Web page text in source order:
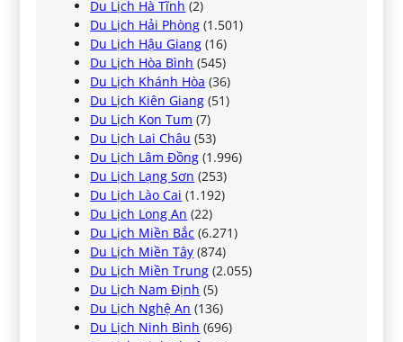
Du Lịch Hà Tĩnh (2)
Du Lịch Hải Phòng (1.501)
Du Lịch Hậu Giang (16)
Du Lịch Hòa Bình (545)
Du Lịch Khánh Hòa (36)
Du Lịch Kiên Giang (51)
Du Lịch Kon Tum (7)
Du Lịch Lai Châu (53)
Du Lịch Lâm Đồng (1.996)
Du Lịch Lạng Sơn (253)
Du Lịch Lào Cai (1.192)
Du Lịch Long An (22)
Du Lịch Miền Bắc (6.271)
Du Lịch Miền Tây (874)
Du Lịch Miền Trung (2.055)
Du Lịch Nam Định (5)
Du Lịch Nghệ An (136)
Du Lịch Ninh Bình (696)